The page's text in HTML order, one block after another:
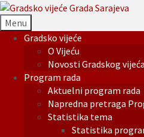
Menu
Gradsko vijeće
O Vijeću
Novosti Gradskog vijeća
Program rada
Aktuelni program rada
Napredna pretraga
Statistika tema
Statistika